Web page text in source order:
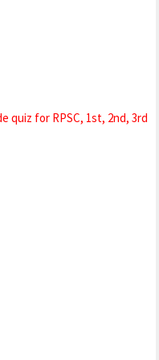
quiz for RPSC, 1st, 2nd, 3rd